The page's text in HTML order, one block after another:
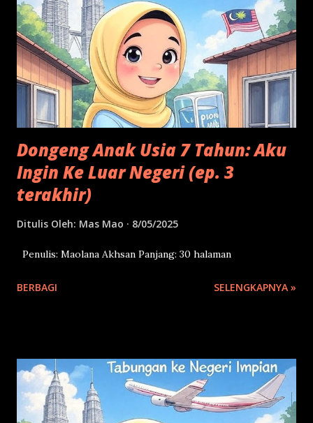
sedikit bagaimana ini bisa sangat membantu ekonomi Anda.
Sudah puluhan tahun terakhir, produk Google menjadi
salah satu alat paling disukai untuk menemukan semua hal
oleh semua orang di dunia. Seperti website, Google Maps,
dan YouTube. Misal Anda punya produk risolles untuk acara.
Dan Anda menaikkan risolles di produk-produk Google. ...
Dongeng Anak Usia 7 Tahun: Aku
Ingin Ke Luar Negeri (ep. 3
terakhir)
Ditulis Oleh: Mas Mao 8/05/2025
Penulis: Maolana Akhsan Panjang: 30 halaman
BERBAGI SELENGKAPNYA »